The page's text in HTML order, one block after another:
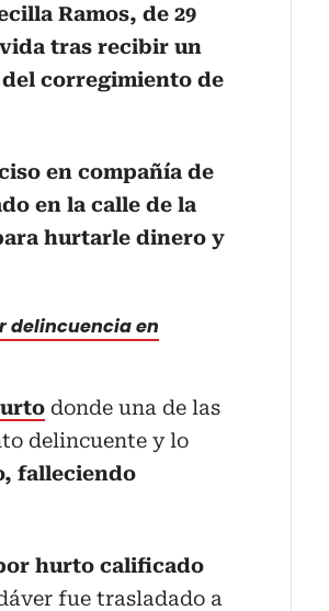
Ramos, de 29
tras recibir un
corregimiento de
en compañía de
en la calle de la
hurtarle dinero y
delincuencia en
donde una de las
delincuente y lo
falleciendo
hurto calificado
fue trasladado a